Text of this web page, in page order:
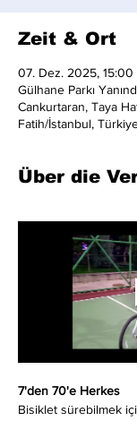
Zeit & Ort
07. Dez. 2025, 15:00
Gülhane Parkı
Cankurtaran, Taya
Fatih/İstanbul,
Über die
7'den 70'e Herkes
Bisiklet sürebilmek